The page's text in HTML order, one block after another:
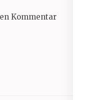
Kommentar